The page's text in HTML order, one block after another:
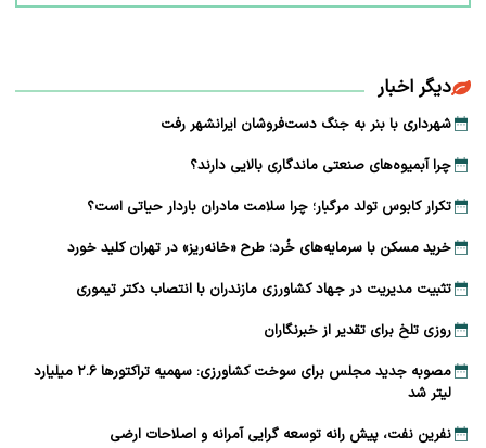
دیگر اخبار
شهرداری با بنر به جنگ دست‌فروشان ایرانشهر رفت
چرا آبمیوه‌های صنعتی ماندگاری بالایی دارند؟
تکرار کابوس تولد مرگبار؛ چرا سلامت مادران باردار حیاتی است؟
خرید مسکن با سرمایه‌های خُرد؛ طرح «خانه‌ریز» در تهران کلید خورد
تثبیت مدیریت در جهاد کشاورزی مازندران با انتصاب دکتر تیموری
روزی تلخ برای تقدیر از خبرنگاران
مصوبه جدید مجلس برای سوخت کشاورزی: سهمیه تراکتورها ۲.۶ میلیارد
لیتر شد
نفرین نفت، پیش رانه توسعه ‌گرایی آمرانه و اصلاحات ارضی